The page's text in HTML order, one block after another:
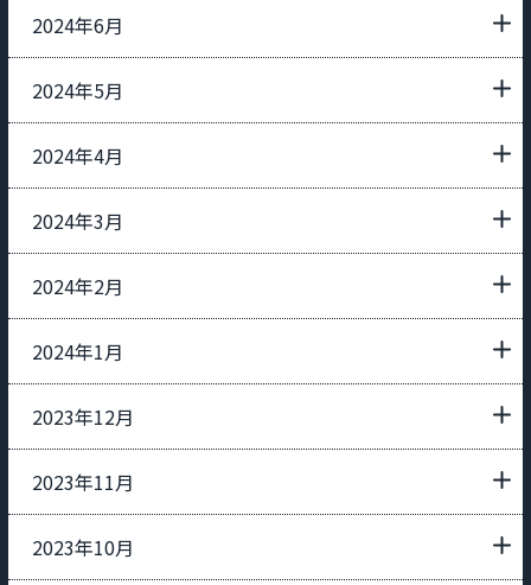
2024年6月
2024年5月
2024年4月
2024年3月
2024年2月
2024年1月
2023年12月
2023年11月
2023年10月